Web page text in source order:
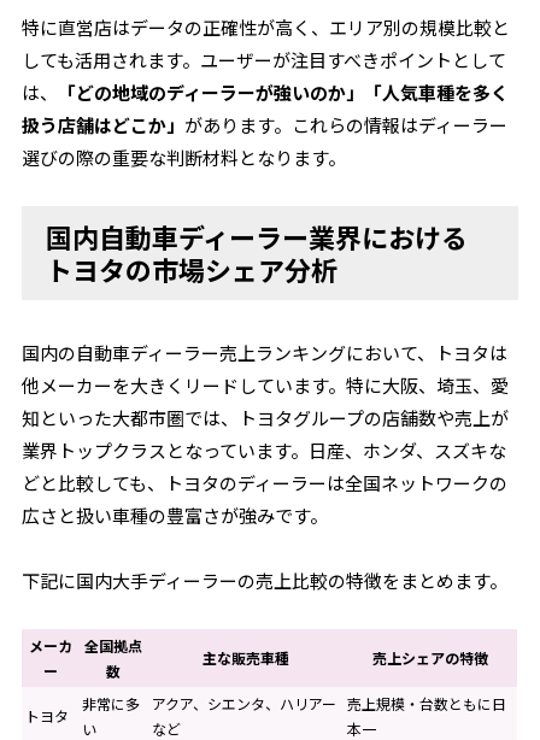
特に直営店はデータの正確性が高く、エリア別の規模比較と
しても活用されます。ユーザーが注目すべきポイントとして
は、
「どの地域のディーラーが強いのか」「人気車種を多く
扱う店舗はどこか」 があります。これらの情報はディーラー
選びの際の重要な判断材料となります。
国内自動車ディーラー業界における
トヨタの市場シェア分析
国内の自動車ディーラー売上ランキングにおいて、トヨタは
他メーカーを大きくリードしています。特に大阪、埼玉、愛
知といった大都市圏では、トヨタグループの店舗数や売上が
業界トップクラスとなっています。日産、ホンダ、スズキな
どと比較しても、トヨタのディーラーは全国ネットワークの
広さと扱い車種の豊富さが強みです。
下記に国内大手ディーラーの売上比較の特徴をまとめます。
メーカ
ー
全国拠点
数
主な販売車種 売上シェアの特徴
トヨタ
非常に多
い
アクア、シエンタ、ハリアー
など
売上規模・台数ともに日
本一